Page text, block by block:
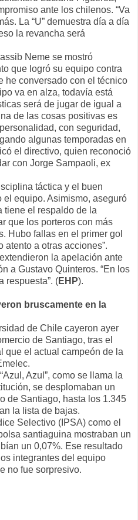
ante los chilenos. “Va
La “U” demuestra día a día
la revancha será
Neme se mostró
que logró su equipo contra
he conversado con el técnico
va en alza, todavía está
será de jugar de igual a
de las cosas positivas es
con seguridad,
algunas temporadas en
el directivo, quien reconoció
con Jorge Sampaoli, ex
táctica y el buen
equipo. Asimismo, aseguró
tiene el respaldo de la
que los porteros con más
Hubo fallas en el primer gol
atento a otras acciones”.
la apelación ante
a Gustavo Quinteros. “En los
respuesta”. (EHP).
bruscamente en la
de Chile cayeron ayer
de Santiago, tras el
que el actual campeón de la
Azul”, como se llama la
se desplomaban un
de Santiago, hasta los 1.345
la lista de bajas.
Selectivo (IPSA) como el
santiaguina mostraban un
un 0,07%. Ese resultado
integrantes del equipo
no fue sorpresivo.